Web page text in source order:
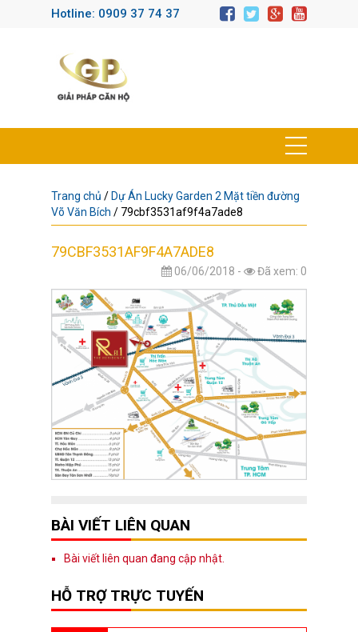
Hotline: 0909 37 74 37
Trang chủ / Dự Án Lucky Garden 2 Mặt tiền đường
Võ Văn Bích / 79cbf3531af9f4a7ade8
79CBF3531AF9F4A7ADE8
06/06/2018 - Đã xem: 0
BÀI VIẾT LIÊN QUAN
Bài viết liên quan đang cập nhật.
HỖ TRỢ TRỰC TUYẾN